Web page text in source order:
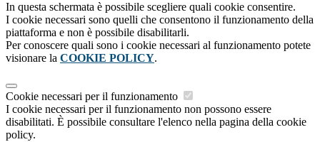
In questa schermata è possibile scegliere quali cookie consentire.
I cookie necessari sono quelli che consentono il funzionamento della
piattaforma e non è possibile disabilitarli.
Per conoscere quali sono i cookie necessari al funzionamento potete
visionare la COOKIE POLICY.
Cookie necessari per il funzionamento
I cookie necessari per il funzionamento non possono essere
disabilitati. È possibile consultare l'elenco nella pagina della cookie
policy.